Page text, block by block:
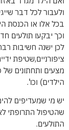
ולעבור לכל דבר
בכל אלו או הכנסת
וכך יבקעו תולעים
לכן ישנה חשיבות
ציפורניים,שטיפת
מצעים ותחתונים של
הילדים) וכו'.
יש מי שמעדיפים
שהטיפול התרופתי
התולעים.